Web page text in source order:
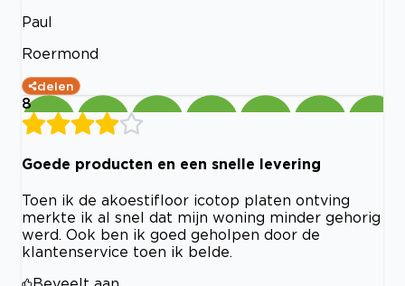
Paul
Roermond
delen
8
Goede producten en een snelle levering
Toen ik de akoestifloor icotop platen ontving
merkte ik al snel dat mijn woning minder gehorig
werd. Ook ben ik goed geholpen door de
klantenservice toen ik belde.